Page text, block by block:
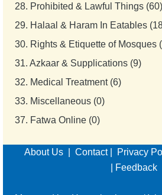
28. Prohibited & Lawful Things (60)
29. Halaal & Haram In Eatables
30. Rights & Etiquette of Mosques
31. Azkaar & Supplications (9)
32. Medical Treatment (6)
33. Miscellaneous (0)
37. Fatwa Online (0)
About Us Contact| Privacy
Feedback